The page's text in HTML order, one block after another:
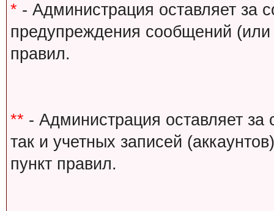
* - Администрация оставляет за
предупреждения сообщений
правил.
** - Администрация оставляет
так и учетных записей
пункт правил.